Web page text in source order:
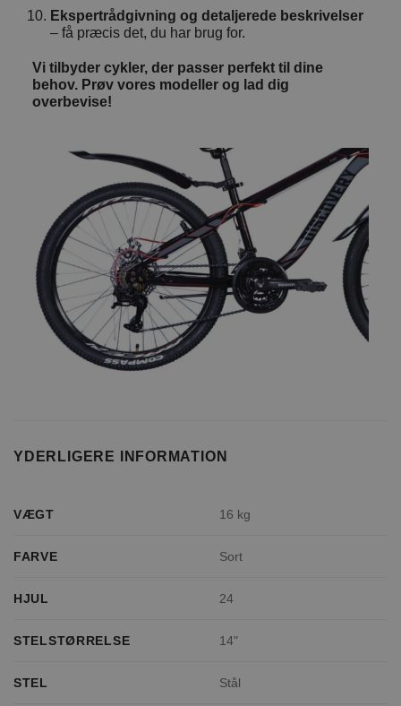
Ekspertrådgivning og detaljerede beskrivelser
– få præcis det, du har brug for.
Vi tilbyder cykler, der passer perfekt til dine
behov. Prøv vores modeller og lad dig
overbevise!
YDERLIGERE INFORMATION
VÆGT 16 kg
FARVE Sort
HJUL 24
STELSTØRRELSE 14"
STEL Stål